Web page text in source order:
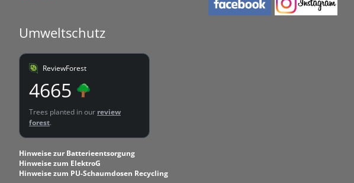
Umweltschutz
ReviewForest
4665
Trees planted in our review
forest.
Hinweise zur Batterieentsorgung
Hinweise zum ElektroG
Hinweise zum PU-Schaumdosen Recycling